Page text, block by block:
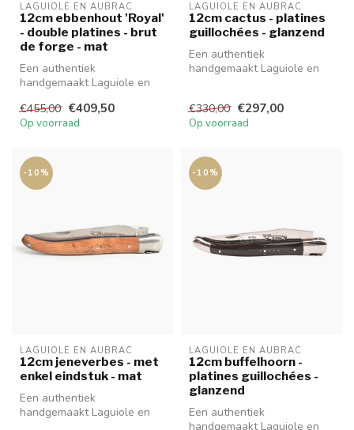
LAGUIOLE EN AUBRAC
12cm ebbenhout 'Royal'
- double platines - brut
de forge - mat
Een authentiek
handgemaakt Laguiole en
hoge kwaliteit me...
€455,00 €409,50
Op voorraad
LAGUIOLE EN AUBRAC
12cm cactus - platines
guillochées - glanzend
Een authentiek
handgemaakt Laguiole en
€330,00 €297,00
Op voorraad
-10%
LAGUIOLE EN AUBRAC
12cm jeneverbes - met
enkel eindstuk - mat
Een authentiek
handgemaakt Laguiole en
-10%
LAGUIOLE EN AUBRAC
12cm buffelhoorn -
platines guillochées -
glanzend
Een authentiek
handgemaakt Laguiole en